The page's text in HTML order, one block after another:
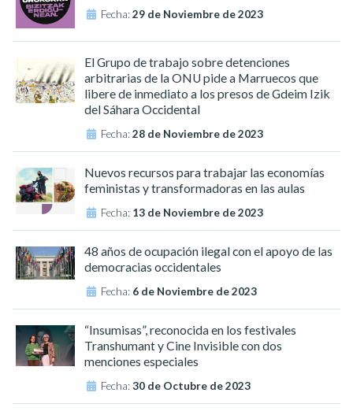
Fecha:29 de Noviembre de 2023
El Grupo de trabajo sobre detenciones
arbitrarias de la ONU pide a Marruecos que
libere de inmediato a los presos de Gdeim Izik
del Sáhara Occidental
Fecha:28 de Noviembre de 2023
Nuevos recursos para trabajar las economías
feministas y transformadoras en las aulas
Fecha: 13 de Noviembre de 2023
48 años de ocupación ilegal con el apoyo de las
democracias occidentales
Fecha: 6 de Noviembre de 2023
“Insumisas”, reconocida en los festivales
Transhumant y Cine Invisible con dos
menciones especiales
Fecha:30 de Octubre de 2023